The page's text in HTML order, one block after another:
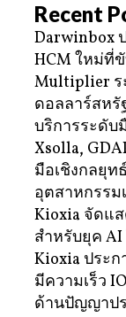
Recent
Darwinbox
HCM ใหม่ที่
Multiplier ร
ดอลลาร์สหรั
บริการระดับ
Xsolla,
มือเชิงกลยุท
อุตสาหกรร
Kioxia จัดแ
สำหรับยุค AI
Kioxia ประก
มีความเร็ว
ด้านปัญญาป